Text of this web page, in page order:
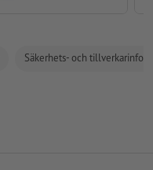
Säkerhets- och